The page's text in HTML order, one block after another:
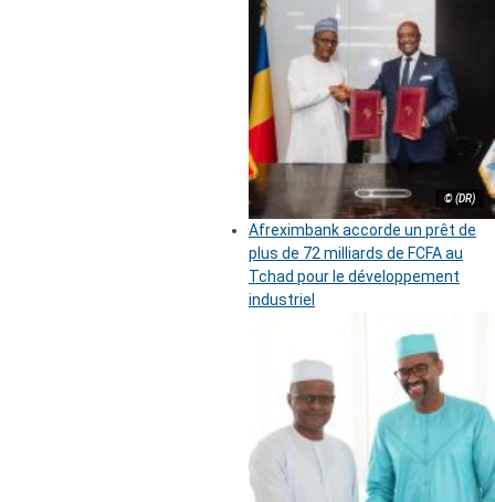
© (DR)
Afreximbank accorde un prêt de
plus de 72 milliards de FCFA au
Tchad pour le développement
industriel